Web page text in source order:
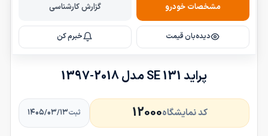
مشخصات خودرو گزارش کارشناسی
دیده‌بان قیمت خبرم کن
پراید 131 SE مدل 2018-1397
کد نمایشگاه12000 ثبت۱۴۰۵/۰۳/۱۳